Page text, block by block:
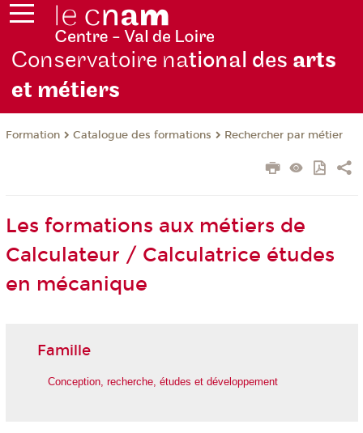
Conservatoire national des arts
et métiers
Formation Catalogue des formations Rechercher par métier
Les formations aux métiers de
Calculateur / Calculatrice études
en mécanique
Famille
Conception, recherche, études et développement